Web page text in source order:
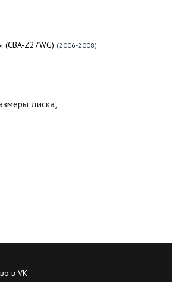
(CBA-Z27WG) (2006-2008)
диска,
в VK